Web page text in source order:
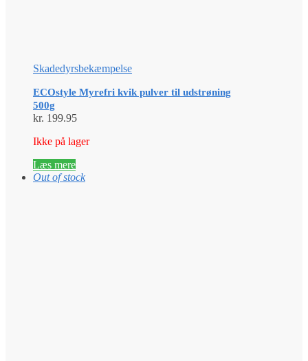
Skadedyrsbekæmpelse
ECOstyle Myrefri kvik pulver til udstrøning
500g
kr. 199.95
Ikke på lager
Læs mere
Out of stock